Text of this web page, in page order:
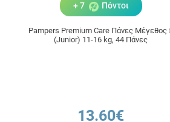
+ 7 Πόντοι
Pampers Premium Care Πάνες Μέγεθος
(Junior) 11-16 kg, 44 Πάνες
13.60€